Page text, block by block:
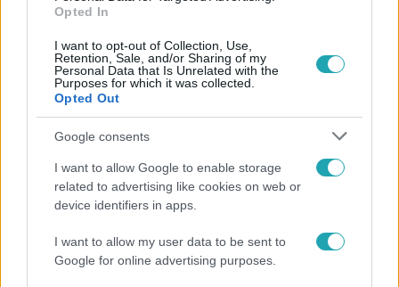
Opted In
I want to opt-out of Collection, Use,
Retention, Sale, and/or Sharing of my
Personal Data that Is Unrelated with the
Purposes for which it was collected.
Opted Out
Google consents
I want to allow Google to enable storage
related to advertising like cookies on web or
device identifiers in apps.
I want to allow my user data to be sent to
Google for online advertising purposes.
Nagyvilág
legjobb élni 2026-ban